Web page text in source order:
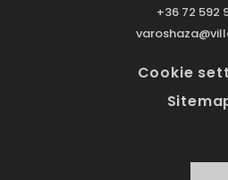
+36 72 592
Cookie